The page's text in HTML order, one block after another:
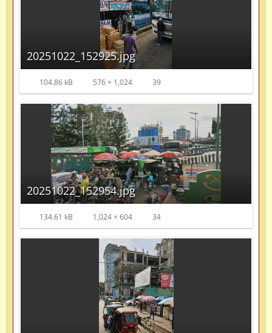
20251022_152925.jpg
104.86 kB 576 × 1,024 39
20251022_152954.jpg
134.61 kB 1,024 × 604 34